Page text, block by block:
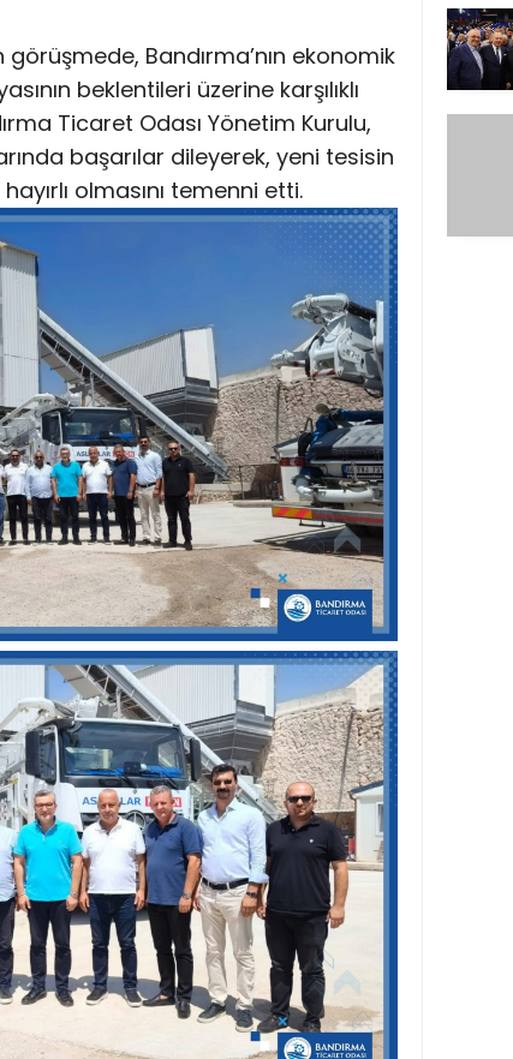
beklentileri üzerine karşılıklı
Ticaret Odası Yönetim Kurulu,
başarılar dileyerek, yeni tesisin
olmasını temenni etti.